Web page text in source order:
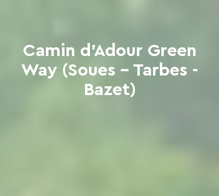
Camin d'Adour Green
Way (Soues - Tarbes -
Bazet)